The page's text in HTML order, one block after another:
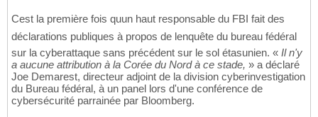
Cest la première fois quun haut responsable du FBI fait des
déclarations publiques à propos de lenquête du bureau fédéral
sur la cyberattaque sans précédent sur le sol étasunien. « Il n'y
a aucune attribution à la Corée du Nord à ce stade, » a déclaré
Joe Demarest, directeur adjoint de la division cyberinvestigation
du Bureau fédéral, à un panel lors d'une conférence de
cybersécurité parrainée par Bloomberg.